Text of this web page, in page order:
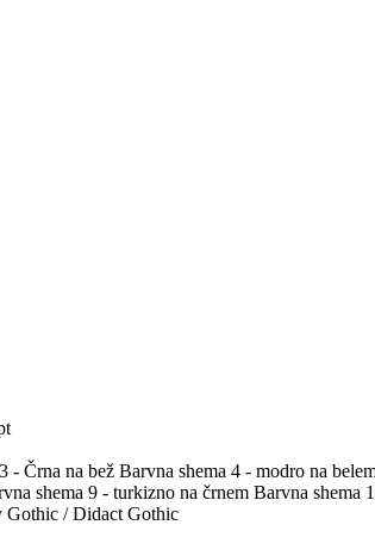
- Črna na bež Barvna shema 4 - modro na
shema 9 - turkizno na črnem Barvna shema
Gothic / Didact Gothic